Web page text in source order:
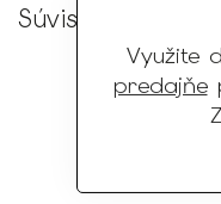
Využite
predajňe
Súvisiaci tovar